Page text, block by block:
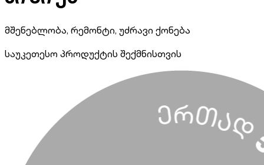
მშენებლობა, რემონტი, უძრავი ქონება
საუკეთესო პროდუქტის შექმნისთვის